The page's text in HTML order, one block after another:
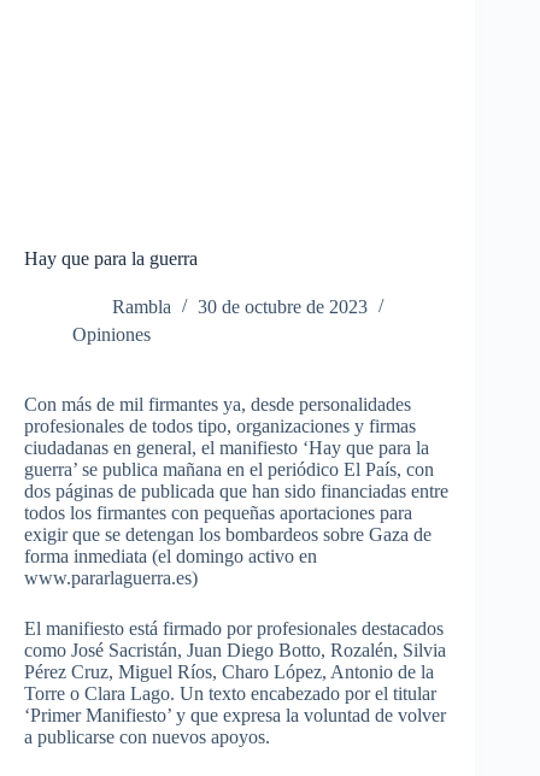
Hay que para la guerra
Rambla
30 de octubre de 2023
Opiniones
Con más de mil firmantes ya, desde personalidades
profesionales de todos tipo, organizaciones y firmas
ciudadanas en general, el manifiesto ‘Hay que para la
guerra’ se publica mañana en el periódico El País, con
dos páginas de publicada que han sido financiadas entre
todos los firmantes con pequeñas aportaciones para
exigir que se detengan los bombardeos sobre Gaza de
forma inmediata (el domingo activo en
www.pararlaguerra.es)
El manifiesto está firmado por profesionales destacados
como José Sacristán, Juan Diego Botto, Rozalén, Silvia
Pérez Cruz, Miguel Ríos, Charo López, Antonio de la
Torre o Clara Lago. Un texto encabezado por el titular
‘Primer Manifiesto’ y que expresa la voluntad de volver
a publicarse con nuevos apoyos.